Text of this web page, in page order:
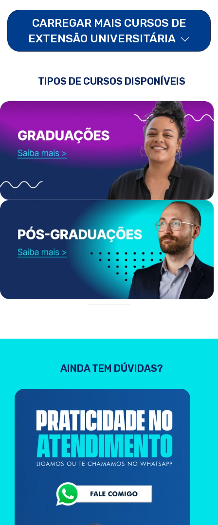
CARREGAR MAIS CURSOS DE
EXTENSÃO UNIVERSITÁRIA
TIPOS DE CURSOS DISPONÍVEIS
AINDA TEM DÚVIDAS?